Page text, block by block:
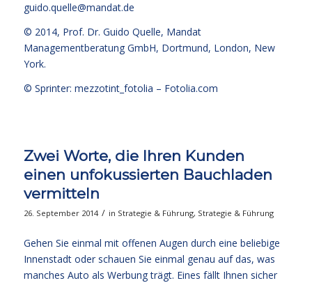
guido.quelle@mandat.de
© 2014, Prof. Dr. Guido Quelle, Mandat
Managementberatung GmbH, Dortmund, London, New
York.
© Sprinter: mezzotint_fotolia – Fotolia.com
Zwei Worte, die Ihren Kunden
einen unfokussierten Bauchladen
vermitteln
26. September 2014 / in Strategie & Führung, Strategie & Führung
Gehen Sie einmal mit offenen Augen durch eine beliebige
Innenstadt oder schauen Sie einmal genau auf das, was
manches Auto als Werbung trägt. Eines fällt Ihnen sicher